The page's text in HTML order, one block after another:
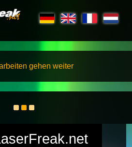
gehen weiter